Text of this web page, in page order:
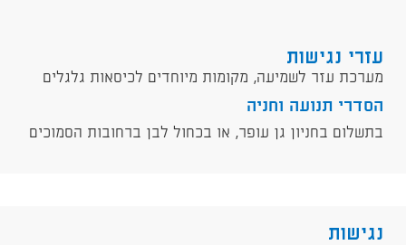
עזרי נגישות
מערכת עזר לשמיעה, מקומות מיוחדים לכיסאות גלגלים
הסדרי תנועה וחניה
בתשלום בחניון גן עופר, או בכחול לבן ברחובות הסמוכים
נגישות